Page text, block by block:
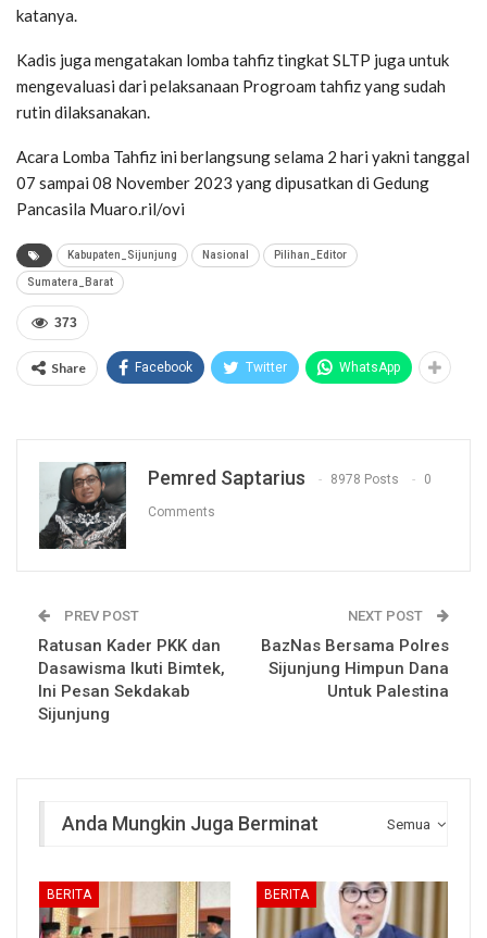
katanya.
Kadis juga mengatakan lomba tahfiz tingkat SLTP juga untuk
mengevaluasi dari pelaksanaan Progroam tahfiz yang sudah
rutin dilaksanakan.
Acara Lomba Tahfiz ini berlangsung selama 2 hari yakni tanggal
07 sampai 08 November 2023 yang dipusatkan di Gedung
Pancasila Muaro.ril/ovi
Kabupaten_Sijunjung Nasional Pilihan_Editor
Sumatera_Barat
373
Share Facebook Twitter WhatsApp
Pemred Saptarius 8978 Posts 0
Comments
PREV POST
Ratusan Kader PKK dan
Dasawisma Ikuti Bimtek,
Ini Pesan Sekdakab
Sijunjung
NEXT POST
BazNas Bersama Polres
Sijunjung Himpun Dana
Untuk Palestina
Semua
Anda Mungkin Juga Berminat
BERITA BERITA